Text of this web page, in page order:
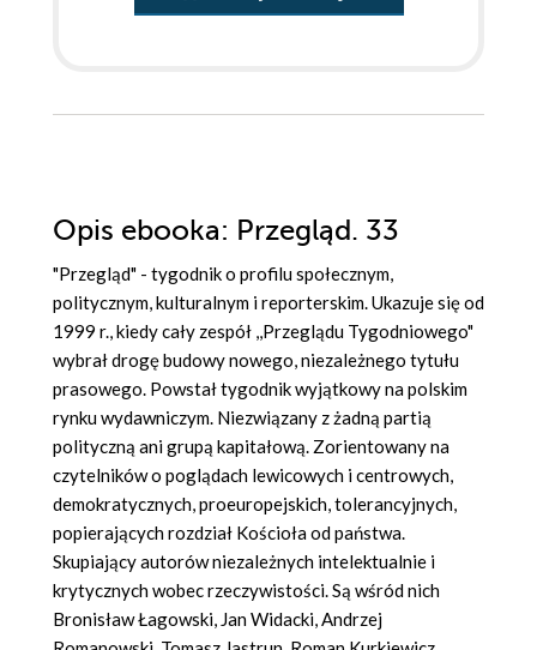
Opis ebooka: Przegląd. 33
"Przegląd" - tygodnik o profilu społecznym,
politycznym, kulturalnym i reporterskim. Ukazuje się od
1999 r., kiedy cały zespół ,,Przeglądu Tygodniowego"
wybrał drogę budowy nowego, niezależnego tytułu
prasowego. Powstał tygodnik wyjątkowy na polskim
rynku wydawniczym. Niezwiązany z żadną partią
polityczną ani grupą kapitałową. Zorientowany na
czytelników o poglądach lewicowych i centrowych,
demokratycznych, proeuropejskich, tolerancyjnych,
popierających rozdział Kościoła od państwa.
Skupiający autorów niezależnych intelektualnie i
krytycznych wobec rzeczywistości. Są wśród nich
Bronisław Łagowski, Jan Widacki, Andrzej